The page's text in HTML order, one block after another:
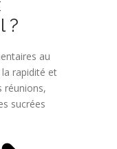
?
au
rapidité et
réunions,
sucrées